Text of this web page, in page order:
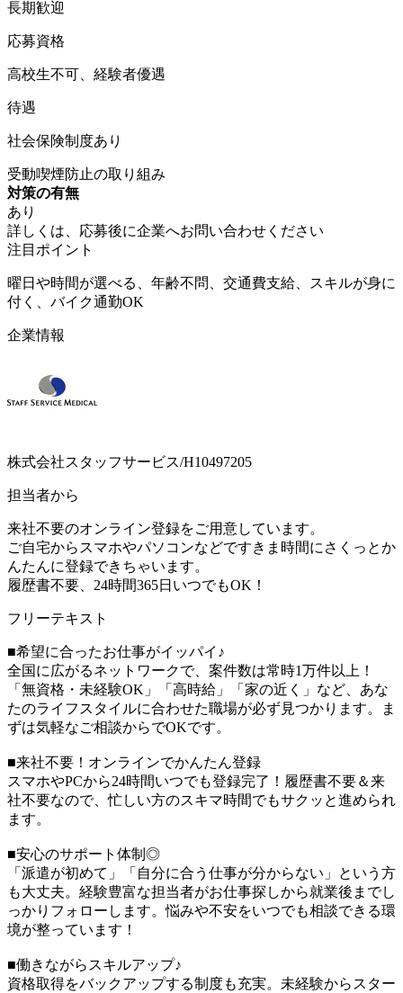
長期歓迎
応募資格
高校生不可、経験者優遇
待遇
社会保険制度あり
受動喫煙防止の取り組み
対策の有無
あり
詳しくは、応募後に企業へお問い合わせください
注目ポイント
曜日や時間が選べる、年齢不問、交通費支給、スキルが身に
付く、バイク通勤OK
企業情報
株式会社スタッフサービス/H10497205
担当者から
来社不要のオンライン登録をご用意しています。
ご自宅からスマホやパソコンなどですきま時間にさくっとか
んたんに登録できちゃいます。
履歴書不要、24時間365日いつでもOK！
フリーテキスト
■希望に合ったお仕事がイッパイ♪
全国に広がるネットワークで、案件数は常時1万件以上！
「無資格・未経験OK」「高時給」「家の近く」など、あな
たのライフスタイルに合わせた職場が必ず見つかります。ま
ずは気軽なご相談からでOKです。
■来社不要！オンラインでかんたん登録
スマホやPCから24時間いつでも登録完了！履歴書不要＆来
社不要なので、忙しい方のスキマ時間でもサクッと進められ
ます。
■安心のサポート体制◎
「派遣が初めて」「自分に合う仕事が分からない」という方
も大丈夫。経験豊富な担当者がお仕事探しから就業後までし
っかりフォローします。悩みや不安をいつでも相談できる環
境が整っています！
■働きながらスキルアップ♪
資格取得をバックアップする制度も充実。未経験からスター